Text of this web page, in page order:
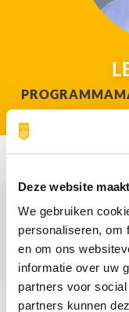
Deze website
We gebruiken
personaliseren, om
en om ons
informatie over uw
partners voor
partners kunnen
Leo is een
en ervaring
en